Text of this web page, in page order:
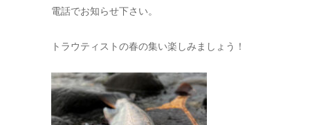
電話でお知らせ下さい。
トラウティストの春の集い楽しみましょう！